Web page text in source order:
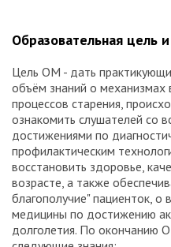
Образовательная цель
Цель ОМ - дать
объём знаний о механизмах
процессов старения,
ознакомить слушателей со
достижениями по
профилактическим
восстановить здоровье,
возрасте, а также
благополучие" пациенток,
медицины по достижению
долголетия. По окончанию